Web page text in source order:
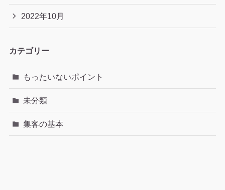
2022年10月
カテゴリー
もったいないポイント
未分類
集客の基本